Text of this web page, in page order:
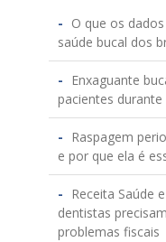
O que os
saúde bucal dos
Enxaguante
pacientes
Raspagem
e por que ela é
Receita Saúde
dentistas
problemas fiscais